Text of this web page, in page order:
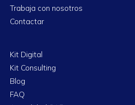
Trabaja con nosotros
Contactar
Kit Digital
Kit Consulting
Blog
FAQ